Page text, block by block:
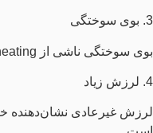
3. بوی سوختگی
بوی سوختگی ناشی از overheating یا نیم‌سوز شدن سیم‌پیچ است.
4. لرزش زیاد
لرزش غیرعادی نشان‌دهنده